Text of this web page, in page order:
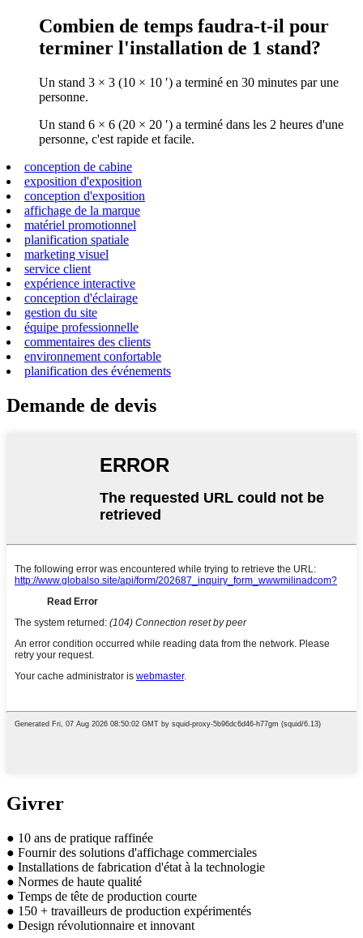
Combien de temps faudra-t-il pour
terminer l'installation de 1 stand?
Un stand 3 × 3 (10 × 10 ′) a terminé en 30 minutes par une
personne.
Un stand 6 × 6 (20 × 20 ′) a terminé dans les 2 heures d'une
personne, c'est rapide et facile.
conception de cabine
exposition d'exposition
conception d'exposition
affichage de la marque
matériel promotionnel
planification spatiale
marketing visuel
service client
expérience interactive
conception d'éclairage
gestion du site
équipe professionnelle
commentaires des clients
environnement confortable
planification des événements
Demande de devis
Givrer
● 10 ans de pratique raffinée
● Fournir des solutions d'affichage commerciales
● Installations de fabrication d'état à la technologie
● Normes de haute qualité
● Temps de tête de production courte
● 150 + travailleurs de production expérimentés
● Design révolutionnaire et innovant